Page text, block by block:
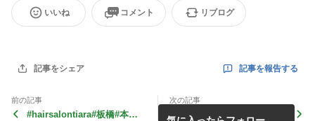
いいね コメント リブログ
記事をシェア 記事を報告する
前の記事
#hairsalontiara#板橋#本蓮
次の記事
4月から6月末まで商品のキ